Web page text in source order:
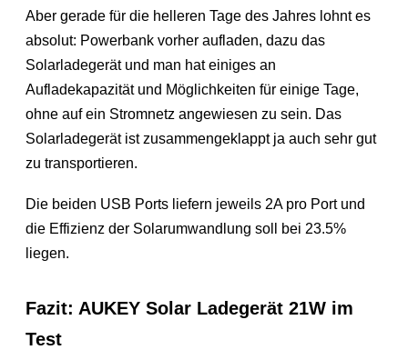
Aber gerade für die helleren Tage des Jahres lohnt es
absolut: Powerbank vorher aufladen, dazu das
Solarladegerät und man hat einiges an
Aufladekapazität und Möglichkeiten für einige Tage,
ohne auf ein Stromnetz angewiesen zu sein. Das
Solarladegerät ist zusammengeklappt ja auch sehr gut
zu transportieren.
Die beiden USB Ports liefern jeweils 2A pro Port und
die Effizienz der Solarumwandlung soll bei 23.5%
liegen.
Fazit: AUKEY Solar Ladegerät 21W im
Test